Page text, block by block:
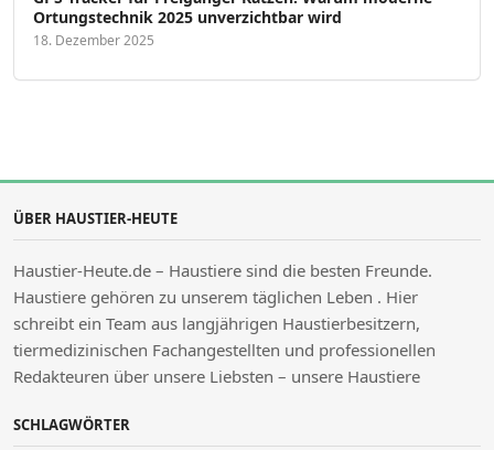
Ortungstechnik 2025 unverzichtbar wird
18. Dezember 2025
ÜBER HAUSTIER-HEUTE
Haustier-Heute.de – Haustiere sind die besten Freunde.
Haustiere gehören zu unserem täglichen Leben . Hier
schreibt ein Team aus langjährigen Haustierbesitzern,
tiermedizinischen Fachangestellten und professionellen
Redakteuren über unsere Liebsten – unsere Haustiere
SCHLAGWÖRTER